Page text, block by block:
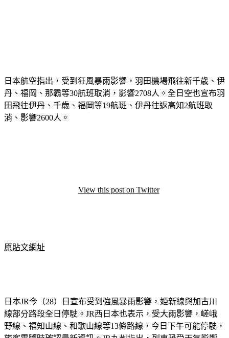
日本航空指出，受到狂風暴雨影響，羽田機場飛往新千歳、伊
丹、福岡、那霸等30航班取消，影響2708人。全日空也宣布羽
田飛往伊丹、千歳、福岡等19航班、伊丹往返高知2航班取
日本JR今（28）日宣布受到強風暴雨影響，姫新線與加古川
線部分路段全日停駛。JR西日本也表示，受大雨影響，嵯峨